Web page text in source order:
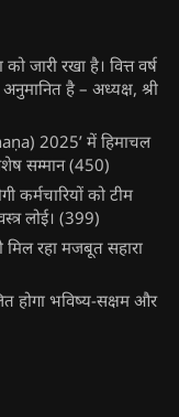
जारी रखा है। वित्त वर्ष
है – अध्यक्ष, श्री
2025’ में हिमाचल
सम्मान (450)
कर्मचारियों को टीम
लोई। (399)
रहा मजबूत सहारा
होगा भविष्य-सक्षम और